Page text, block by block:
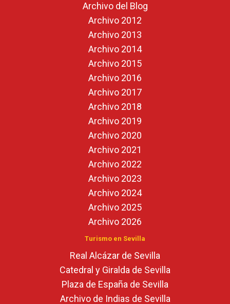
Archivo del Blog
Archivo 2012
Archivo 2013
Archivo 2014
Archivo 2015
Archivo 2016
Archivo 2017
Archivo 2018
Archivo 2019
Archivo 2020
Archivo 2021
Archivo 2022
Archivo 2023
Archivo 2024
Archivo 2025
Archivo 2026
Turismo en Sevilla
Real Alcázar de Sevilla
Catedral y Giralda de Sevilla
Plaza de España de Sevilla
Archivo de Indias de Sevilla